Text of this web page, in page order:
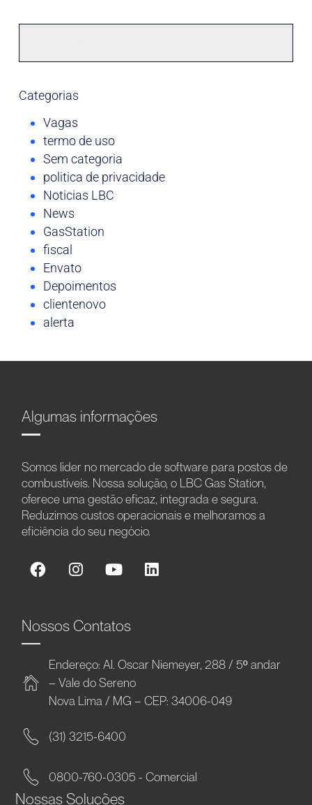
Categorias
Vagas
termo de uso
Sem categoria
politica de privacidade
Noticias LBC
News
GasStation
fiscal
Envato
Depoimentos
clientenovo
alerta
Algumas informações
Somos líder no mercado de software para postos de
combustíveis. Nossa solução, o LBC Gas Station,
oferece uma gestão eficaz, integrada e segura.
Reduzimos custos operacionais e melhoramos a
eficiência do seu negócio.
Nossos Contatos
Endereço: Al. Oscar Niemeyer, 288 / 5º andar
– Vale do Sereno
Nova Lima / MG – CEP: 34006-049
(31) 3215-6400
0800-760-0305 - Comercial
Nossas Soluções